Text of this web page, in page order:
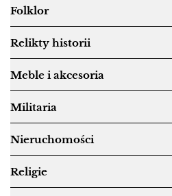
Folklor
Relikty historii
Meble i akcesoria
Militaria
Nieruchomości
Religie